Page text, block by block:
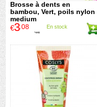
Brosse à dents en
bambou, Vert, poils nylon
medium
€4.40
€3.08 En stock